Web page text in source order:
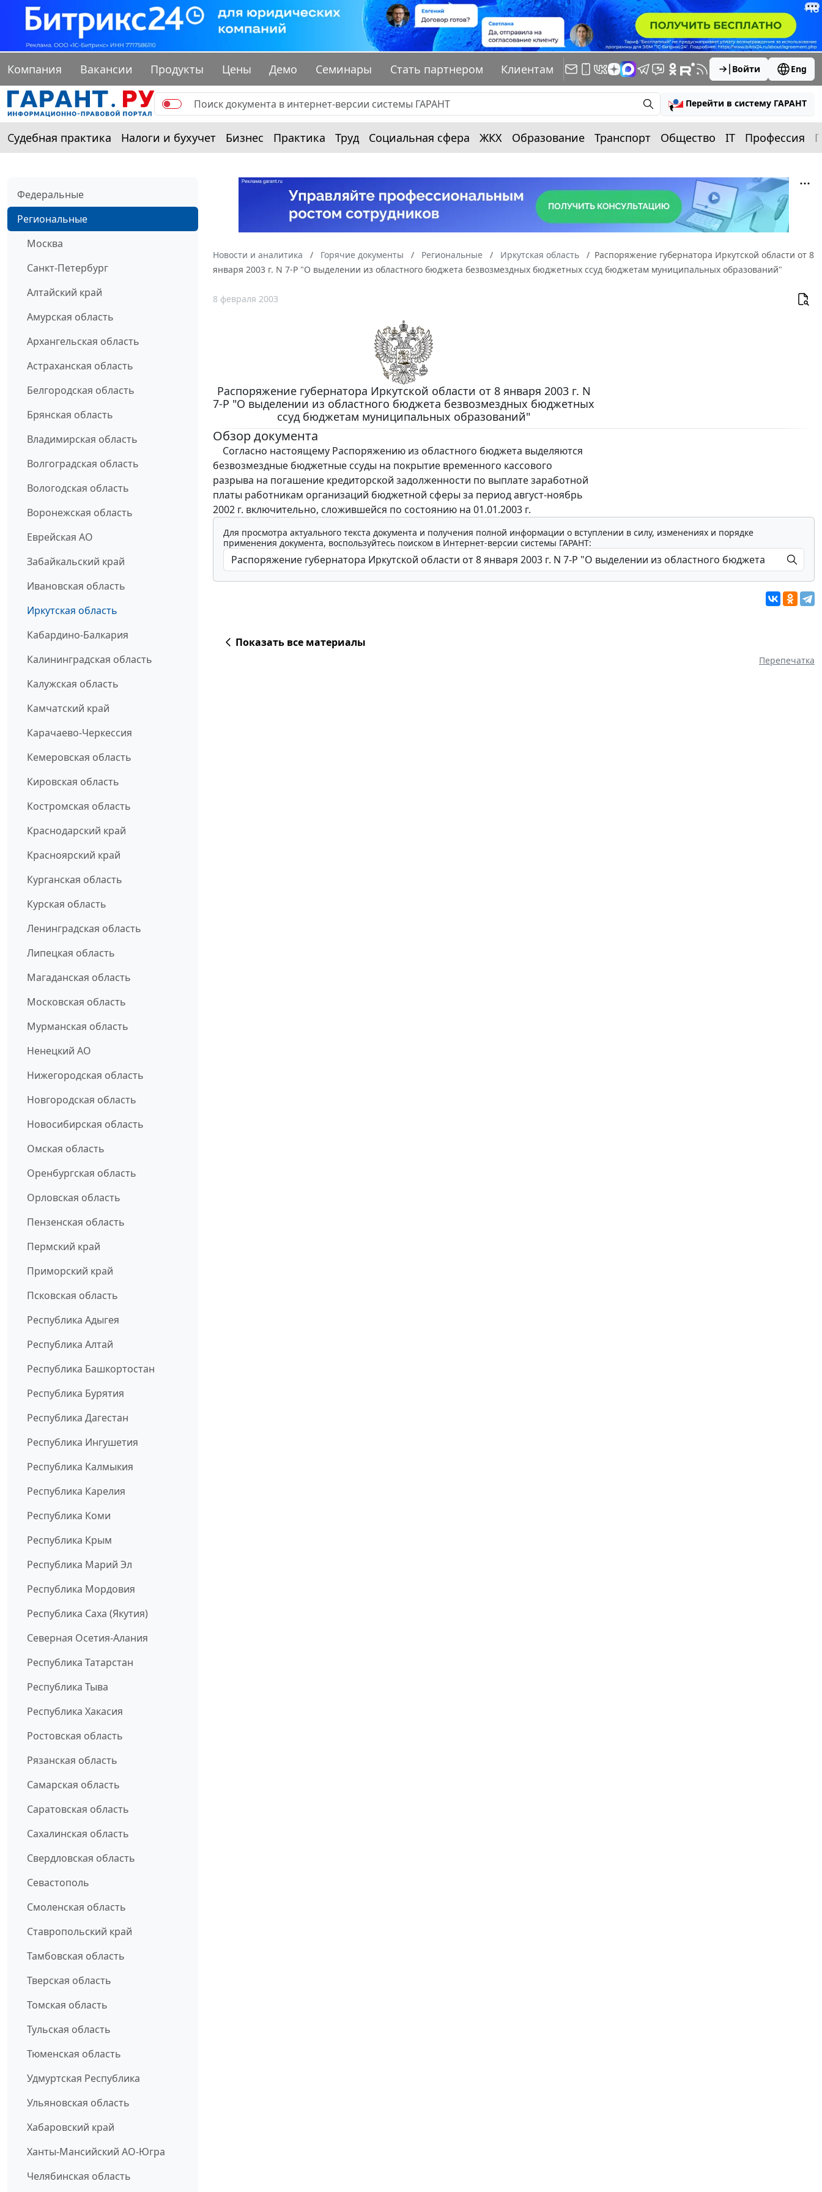
Компания Вакансии Продукты Цены Демо Семинары Стать партнером Клиентам Войти Eng
Перейти в систему ГАРАНТ
Судебная практика Налоги и бухучет Бизнес Практика Труд Социальная сфера ЖКХ Образование Транспорт Общество IT Профессия
Федеральные
Региональные
Москва
Санкт-Петербург
Алтайский край
Амурская область
Архангельская область
Астраханская область
Белгородская область
Брянская область
Владимирская область
Волгоградская область
Вологодская область
Воронежская область
Еврейская АО
Забайкальский край
Ивановская область
Иркутская область
Кабардино-Балкария
Калининградская область
Калужская область
Камчатский край
Карачаево-Черкессия
Кемеровская область
Кировская область
Костромская область
Краснодарский край
Красноярский край
Курганская область
Курская область
Ленинградская область
Липецкая область
Магаданская область
Московская область
Мурманская область
Ненецкий АО
Нижегородская область
Новгородская область
Новосибирская область
Омская область
Оренбургская область
Орловская область
Пензенская область
Пермский край
Приморский край
Псковская область
Республика Адыгея
Республика Алтай
Республика Башкортостан
Республика Бурятия
Республика Дагестан
Республика Ингушетия
Республика Калмыкия
Республика Карелия
Республика Коми
Республика Крым
Республика Марий Эл
Республика Мордовия
Республика Саха (Якутия)
Северная Осетия-Алания
Республика Татарстан
Республика Тыва
Республика Хакасия
Ростовская область
Рязанская область
Самарская область
Саратовская область
Сахалинская область
Свердловская область
Севастополь
Смоленская область
Ставропольский край
Тамбовская область
Тверская область
Томская область
Тульская область
Тюменская область
Удмуртская Республика
Ульяновская область
Хабаровский край
Ханты-Мансийский АО-Югра
Челябинская область
Новости и аналитика Горячие документы Региональные Иркутская область
Распоряжение губернатора Иркутской области от 8
января 2003 г. N 7-Р "О выделении из областного бюджета безвозмездных бюджетных ссуд бюджетам муниципальных образований"
8 февраля 2003
Распоряжение губернатора Иркутской области от 8 января 2003 г. N
7-Р "О выделении из областного бюджета безвозмездных бюджетных
ссуд бюджетам муниципальных образований"
Обзор документа
Согласно настоящему Распоряжению из областного бюджета выделяются
безвозмездные бюджетные ссуды на покрытие временного кассового
разрыва на погашение кредиторской задолженности по выплате заработной
платы работникам организаций бюджетной сферы за период август-ноябрь
2002 г. включительно, сложившейся по состоянию на 01.01.2003 г.
Для просмотра актуального текста документа и получения полной информации о вступлении в силу, изменениях и порядке
применения документа, воспользуйтесь поиском в Интернет-версии системы ГАРАНТ:
Показать все материалы
Перепечатка